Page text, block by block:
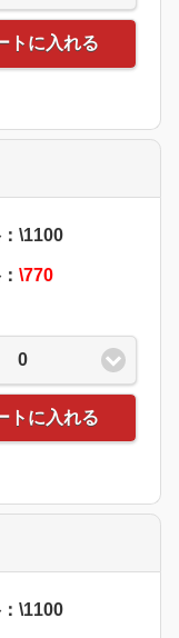
トに入れる
\1100
\770
0
トに入れる
\1100